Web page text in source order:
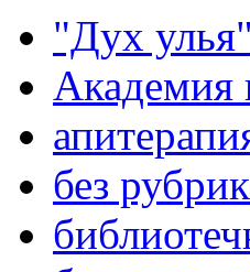
"Дух улья"
Академия
без